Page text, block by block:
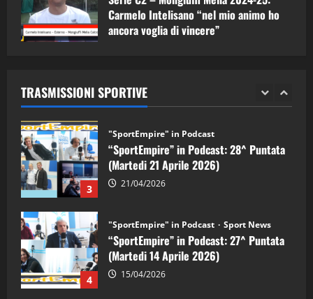
Carmelo Intelisano “nel mio animo ho
ancora voglia di vincere”
TRASMISSIONI SPORTIVE
1
2 28/04/2026
3
"SportEmpire" in Podcast
“SportEmpire” in Podcast: 28^ Puntata
(Martedi 21 Aprile 2026)
21/04/2026
4
"SportEmpire" in Podcast Sport News
“SportEmpire” in Podcast: 27^ Puntata
(Martedi 14 Aprile 2026)
15/04/2026